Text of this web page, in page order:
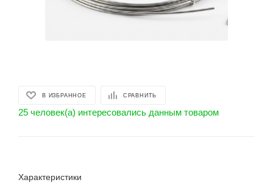
В ИЗБРАННОЕ СРАВНИТЬ
25 человек(а) интересовались данным товаром
Характеристики